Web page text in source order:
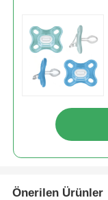
Önerilen Ürünler